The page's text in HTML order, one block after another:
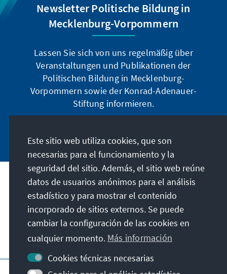
Newsletter Politische Bildung in
Mecklenburg-Vorpommern
Lassen Sie sich von uns regelmäßig über
Veranstaltungen und Publikationen der
Politischen Bildung in Mecklenburg-
Vorpommern sowie der Konrad-Adenauer-
Stiftung informieren.
Dirección
Contacto
Visita también
Página principal de la KAS Pie de imprenta
Este sitio web utiliza cookies, que son
necesarias para el funcionamiento y la
seguridad del sitio. Además, el sitio web reúne
datos de usuarios anónimos para el análisis
estadístico y para mostrar el contenido
incorporado de sitios externos. Se puede
cambiar la configuración de las cookies en
cualquier momento. Más información
Cookies técnicas necesarias